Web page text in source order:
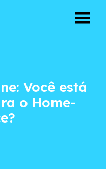
Você está
o Home-